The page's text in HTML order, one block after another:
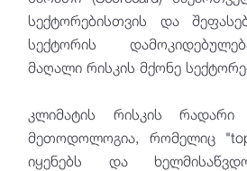
სექტორებისთვის და
სექტორის
მაღალი რისკის მქონე
კლიმატის რისკის რადარი
მეთოდოლოგია, რომელიც
იყენებს და